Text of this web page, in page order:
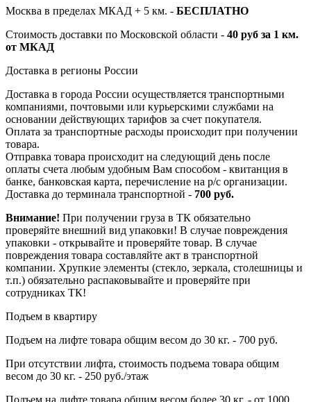
Москва в пределах МКАД + 5 км. - БЕСПЛАТНО
Стоимость доставки по Московской области - 40 руб за 1 км.
от МКАД
Доставка в регионы России
Доставка в города России осуществляется транспортными
компаниями, почтовыми или курьерскими службами на
основании действующих тарифов за счет покупателя.
Оплата за транспортные расходы происходит при получении
товара.
Отправка товара происходит на следующий день после
оплаты счета любым удобным Вам способом - квитанция в
банке, банковская карта, перечисление на р/с организации.
Доставка до терминала транспортной - 700 руб.
Внимание! При получении груза в ТК обязательно
проверяйте внешний вид упаковки! В случае повреждения
упаковки - открывайте и проверяйте товар. В случае
повреждения товара составляйте акт в транспортной
компании. Хрупкие элементы (стекло, зеркала, столешницы и
т.п.) обязательно распаковывайте и проверяйте при
сотрудниках ТК!
Подъем в квартиру
Подъем на лифте товара общим весом до 30 кг. - 700 руб.
При отсутствии лифта, стоимость подъема товара общим
весом до 30 кг. - 250 руб./этаж